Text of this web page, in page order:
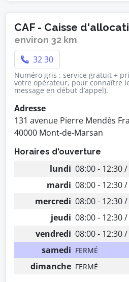
CAF - Caisse
environ 32 km
32 30
Numéro gris : service gratuit +
votre opérateur, pour connaître
message en début d’appel).
Adresse
131 avenue Pierre Mendès
40000 Mont-de-Marsan
Horaires d'ouverture
lundi 08:00 - 12:30
mardi 08:00 - 12:30
mercredi 08:00 - 12:30
jeudi 08:00 - 12:30
vendredi 08:00 - 12:30
samedi FERMÉ
dimanche FERMÉ